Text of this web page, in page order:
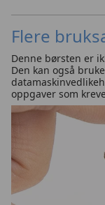
Flere
Denne børsten er
Den kan også
oppgaver som